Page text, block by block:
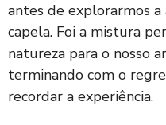
antes de explorarmos
capela. Foi a mistura
natureza para o nosso
terminando com o
recordar a experiência.